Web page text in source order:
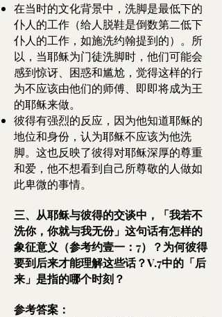
在当时的文化背景中，洗脚是最低下的
仆人的工作（给人脱鞋是倒数第二低下
仆人的工作，如施洗约翰提到的）。所
以，当耶稣为门徒洗脚时，他们可能会
感到惊讶、困惑和尴尬，觉得这样的行
为不应该由他们的师傅、即即将成为王
的耶稣来做。
彼得有强烈的反应，因为他知道耶稣的
地位和身份，认为耶稣不应该为他洗
脚。这也反映了彼得对耶稣深厚的尊重
和爱，他不想看到自己所尊敬的人做如
此卑微的事情。
三、从耶稣与彼得的交谈中，「我若不
洗你，你就与我无份」这句话有怎样的
象征意义（参考约壹一：7）？为何彼得
要到后来才能理解这些话？V.7中的「后
来」是指的哪个时刻？
参考答案：